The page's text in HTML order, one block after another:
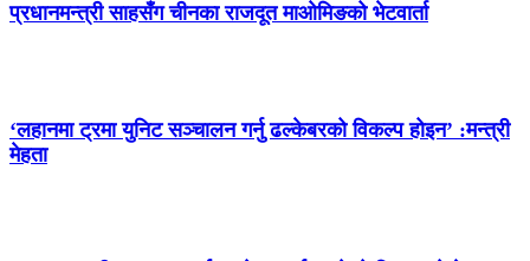
प्रधानमन्त्री साहसँग चीनका राजदूत माओमिङको भेटवार्ता
‘लहानमा ट्रमा युनिट सञ्चालन गर्नु ढल्केबरको विकल्प होइन’ :मन्त्री
मेहता